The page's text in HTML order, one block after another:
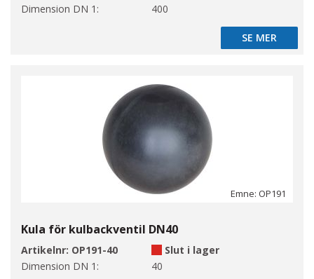
Dimension DN 1:
400
SE MER
SE MER
Emne: OP191
Kula för kulbackventil DN40
Artikelnr: OP191-40
Slut i lager
Dimension DN 1:
40